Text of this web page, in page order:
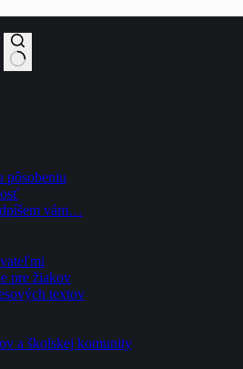
pôsobeniu
vám…
pre žiakov
textov
a školskej komunity